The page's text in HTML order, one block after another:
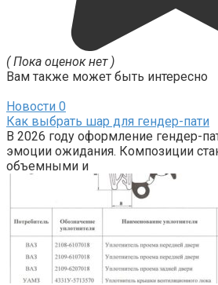
( Пока оценок нет )
Вам также может быть интересно
Новости 0
Как выбрать шар для гендер-пати
В 2026 году оформление гендер-
эмоции ожидания. Композиции
объемными и